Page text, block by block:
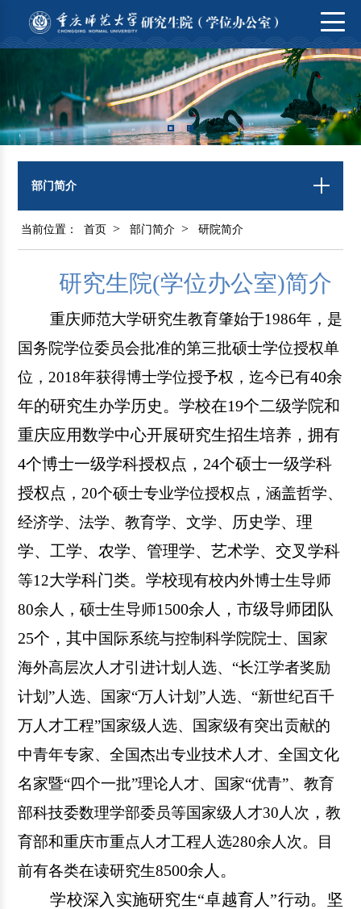
部门简介
当前位置： 首页 > 部门简介 > 研院简介
研究生院(学位办公室)简介
重庆师范大学研究生教育肇始于1986年，是
国务院学位委员会批准的第三批硕士学位授权单
位，2018年获得博士学位授予权，迄今已有40余
年的研究生办学历史 。学校在19个二级学院和
重庆应用数学中心开展研究生招生培养 ，拥有
4个博士一级学科授权点，24个硕士一级学科
授权 点 ， 20个硕士专业学位授权点，涵盖哲学、
经济学、法学、教育学、文学、 历史学、理
学、工学、农学、管理学、艺术学、交叉学科
等12大学科门类。学校现有校内外博士生导师
80余人，硕士生导师1 500余人，市级导师团队
25个 ，其中国际系统与控制科学院院士、国家
海外高层次人才引进计划人选、 “长江学者奖励
计划”人选、国家“万人计划”人选、“新世纪百千
万人才工程”国家级人选、国家级有突出贡献的
中青年专家、全国杰出专业技术人才、全国文化
名家暨“四个一批”理论人才、国家“优青”、教育
部科技委数理学部委员等国家级人才30人次 ，教
育部和重庆市重点人才工程人选280余人次。目
前有各类在读研究生8500余人。
学校深入实施研究生“卓越育人”行动。坚